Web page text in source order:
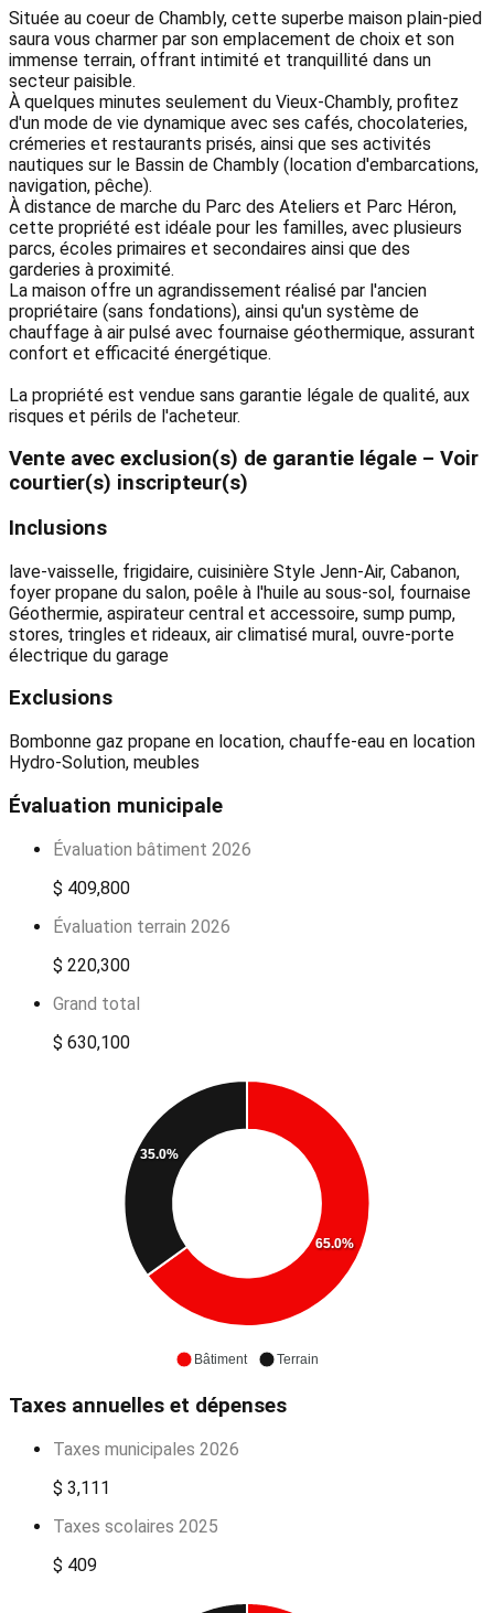
Située au coeur de Chambly, cette superbe maison plain-pied
saura vous charmer par son emplacement de choix et son
immense terrain, offrant intimité et tranquillité dans un
secteur paisible.
À quelques minutes seulement du Vieux-Chambly, profitez
d'un mode de vie dynamique avec ses cafés, chocolateries,
crémeries et restaurants prisés, ainsi que ses activités
nautiques sur le Bassin de Chambly (location d'embarcations,
navigation, pêche).
À distance de marche du Parc des Ateliers et Parc Héron,
cette propriété est idéale pour les familles, avec plusieurs
parcs, écoles primaires et secondaires ainsi que des
garderies à proximité.
La maison offre un agrandissement réalisé par l'ancien
propriétaire (sans fondations), ainsi qu'un système de
chauffage à air pulsé avec fournaise géothermique, assurant
confort et efficacité énergétique.
La propriété est vendue sans garantie légale de qualité, aux
risques et périls de l'acheteur.
Vente avec exclusion(s) de garantie légale – Voir
courtier(s) inscripteur(s)
Inclusions
lave-vaisselle, frigidaire, cuisinière Style Jenn-Air, Cabanon,
foyer propane du salon, poêle à l'huile au sous-sol, fournaise
Géothermie, aspirateur central et accessoire, sump pump,
stores, tringles et rideaux, air climatisé mural, ouvre-porte
électrique du garage
Exclusions
Bombonne gaz propane en location, chauffe-eau en location
Hydro-Solution, meubles
Évaluation municipale
Évaluation bâtiment 2026
$ 409,800
Évaluation terrain 2026
$ 220,300
Grand total
$ 630,100
65.0%
35.0%
Bâtiment Terrain
Taxes annuelles et dépenses
Taxes municipales 2026
$ 3,111
Taxes scolaires 2025
$ 409